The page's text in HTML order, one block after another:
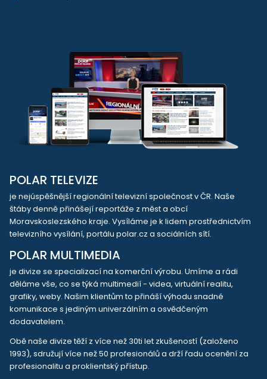
POLAR TELEVIZE
je nejúspěšnější regionální televizní společnost v ČR. Naše
štáby denně přinášejí reportáže z měst a obcí
Moravskoslezského kraje. Vysíláme je k lidem prostřednictvím
televizního vysílání, portálu polar.cz a sociálních sítí.
POLAR MULTIMEDIA
je divize se specializací na komerční výrobu. Umíme a rádi
děláme vše, co se týká multimedií - videa, virtuální realitu,
grafiky, weby. Našim klientům to přináší výhodu snadné
komunikace s jediným univerzálním a osvědčeným
dodavatelem.
Obě naše divize těží z více než 30ti let zkušeností (založeno
1993), sdružují více než 50 profesionálů a drží řadu ocenění za
profesionalitu a proklientský přístup.